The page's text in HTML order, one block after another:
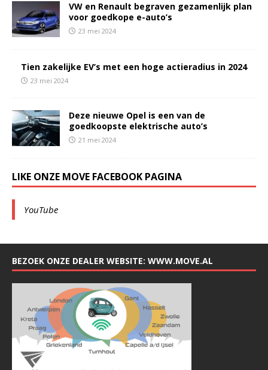
VW en Renault begraven gezamenlijk plan
voor goedkope e-auto’s
23 mei 2024
Tien zakelijke EV’s met een hoge actieradius in 2024
23 mei 2024
Deze nieuwe Opel is een van de
goedkoopste elektrische auto’s
21 mei 2024
LIKE ONZE MOVE FACEBOOK PAGINA
YouTube
BEZOEK ONZE DEALER WEBSITE: WWW.MOVE.AL